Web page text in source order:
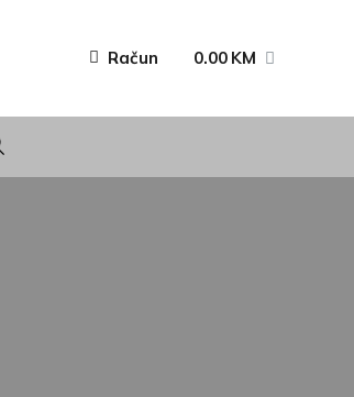
Račun 0.00 KM